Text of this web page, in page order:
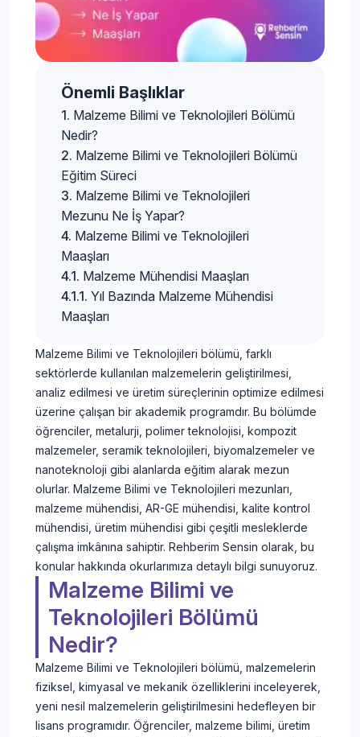
Önemli Başlıklar
Malzeme Bilimi ve Teknolojileri Bölümü
Nedir?
Malzeme Bilimi ve Teknolojileri Bölümü
Eğitim Süreci
Malzeme Bilimi ve Teknolojileri
Mezunu Ne İş Yapar?
Malzeme Bilimi ve Teknolojileri
Maaşları
Malzeme Mühendisi Maaşları
Yıl Bazında Malzeme Mühendisi
Maaşları
Malzeme Bilimi ve Teknolojileri bölümü, farklı
sektörlerde kullanılan malzemelerin geliştirilmesi,
analiz edilmesi ve üretim süreçlerinin optimize edilmesi
üzerine çalışan bir akademik programdır. Bu bölümde
öğrenciler, metalurji, polimer teknolojisi, kompozit
malzemeler, seramik teknolojileri, biyomalzemeler ve
nanoteknoloji gibi alanlarda eğitim alarak mezun
olurlar. Malzeme Bilimi ve Teknolojileri mezunları,
malzeme mühendisi, AR-GE mühendisi, kalite kontrol
mühendisi, üretim mühendisi gibi çeşitli mesleklerde
çalışma imkânına sahiptir. Rehberim Sensin olarak, bu
konular hakkında okurlarımıza detaylı bilgi sunuyoruz.
Malzeme Bilimi ve
Teknolojileri Bölümü
Nedir?
Malzeme Bilimi ve Teknolojileri bölümü, malzemelerin
fiziksel, kimyasal ve mekanik özelliklerini inceleyerek,
yeni nesil malzemelerin geliştirilmesini hedefleyen bir
lisans programıdır. Öğrenciler, malzeme bilimi, üretim